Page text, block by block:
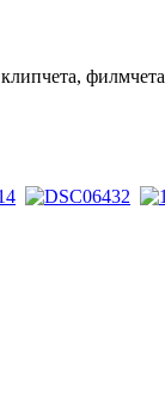
филмчета